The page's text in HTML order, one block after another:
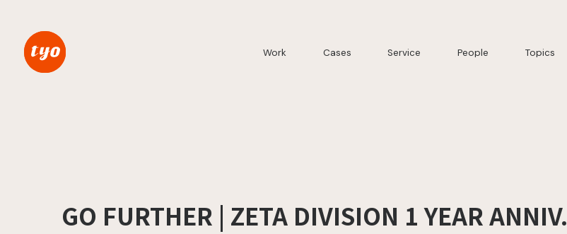
Work Cases Service People Topics
GO FURTHER | ZETA DIVISION 1 YEAR ANNIV.